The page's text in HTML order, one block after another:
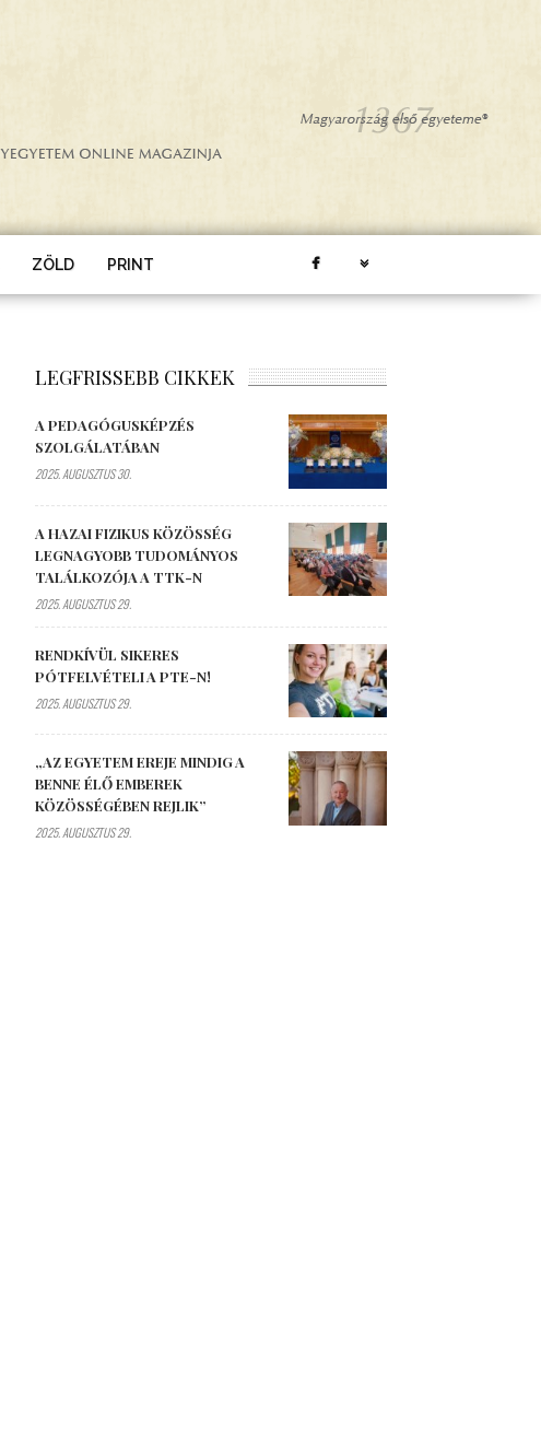
ZÖLD PRINT
LEGFRISSEBB CIKKEK
A PEDAGÓGUSKÉPZÉS
SZOLGÁLATÁBAN
2025. AUGUSZTUS 30.
A HAZAI FIZIKUS KÖZÖSSÉG
LEGNAGYOBB TUDOMÁNYOS
TALÁLKOZÓJA A TTK-N
2025. AUGUSZTUS 29.
RENDKÍVÜL SIKERES
PÓTFELVÉTELI A PTE-N!
2025. AUGUSZTUS 29.
„AZ EGYETEM EREJE MINDIG A
BENNE ÉLŐ EMBEREK
KÖZÖSSÉGÉBEN REJLIK”
2025. AUGUSZTUS 29.